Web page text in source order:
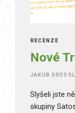
RECENZE
Nové
JAKUB
Slyšeli jste
skupiny